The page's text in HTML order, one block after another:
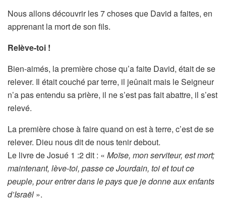
Nous allons découvrir les 7 choses que David a faites, en
apprenant la mort de son fils.
Relève-toi !
Bien-aimés, la première chose qu’a faite David, était de se
relever. Il était couché par terre, il jeûnait mais le Seigneur
n’a pas entendu sa prière, il ne s’est pas fait abattre, il s’est
relevé.
La première chose à faire quand on est à terre, c’est de se
relever. Dieu nous dit de nous tenir debout.
Le livre de Josué 1 :2 dit : « Moïse, mon serviteur, est mort;
maintenant, lève-toi, passe ce Jourdain, toi et tout ce
peuple, pour entrer dans le pays que je donne aux enfants
d’Israël ».